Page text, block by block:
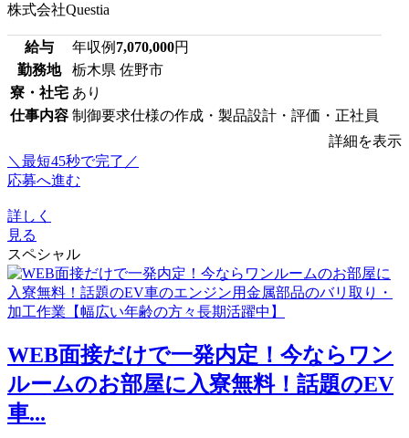
株式会社Questia
給与 年収例 7,070,000円
勤務地
栃木県 佐野市
寮・社宅 あり
仕事内容 制御要求仕様の作成・製品設計・評価・正社員
詳細を表示
＼最短45秒で完了／
応募へ進む
詳しく
見る
スペシャル
WEB面接だけで一発内定！今ならワン
ルームのお部屋に入寮無料！話題のEV
車...